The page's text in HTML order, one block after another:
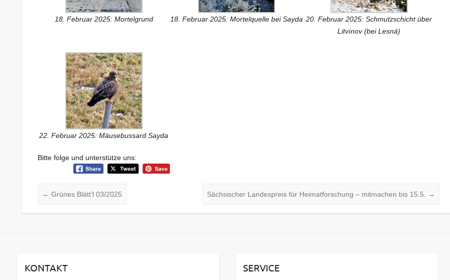
18. Februar 2025: Mortelgrund 18. Februar 2025: Mortelquelle bei Sayda 20. Februar 2025: Schmutzschicht über
Litvínov (bei Lesná)
22. Februar 2025: Mäusebussard Sayda
Bitte folge und unterstütze uns:
← Grünes Blätt’l 03/2025 Sächsischer Landespreis für Heimatforschung – mitmachen bis 15.5. →
KONTAKT SERVICE